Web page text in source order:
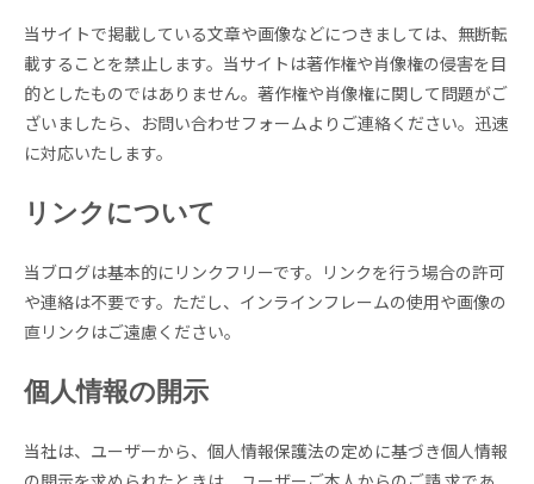
当サイトで掲載している文章や画像などにつきましては、無断転
載することを禁止します。当サイトは著作権や肖像権の侵害を目
的としたものではありません。著作権や肖像権に関して問題がご
ざいましたら、お問い合わせフォームよりご連絡ください。迅速
に対応いたします。
リンクについて
当ブログは基本的にリンクフリーです。リンクを行う場合の許可
や連絡は不要です。ただし、インラインフレームの使用や画像の
直リンクはご遠慮ください。
個人情報の開示
当社は、ユーザーから、個人情報保護法の定めに基づき個人情報